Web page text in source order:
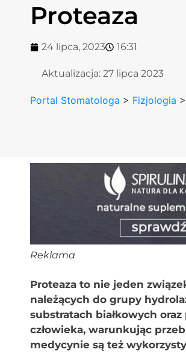
Proteaza
24 lipca, 2023 16:31
Aktualizacja:27 lipca 2023
Portal Stomatologa > Fizjologia >
Reklama
Proteaza to nie jeden
należących do grupy
substratach białkowych
człowieka, warunkując
medycynie są też